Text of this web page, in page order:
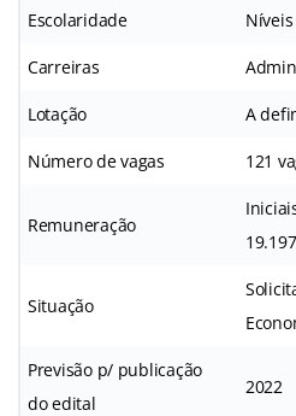
Escolaridade
Carreiras
Lotação A
Número de vagas 121
Remuneração
Situação
Previsão p/ publicação
do edital
2022